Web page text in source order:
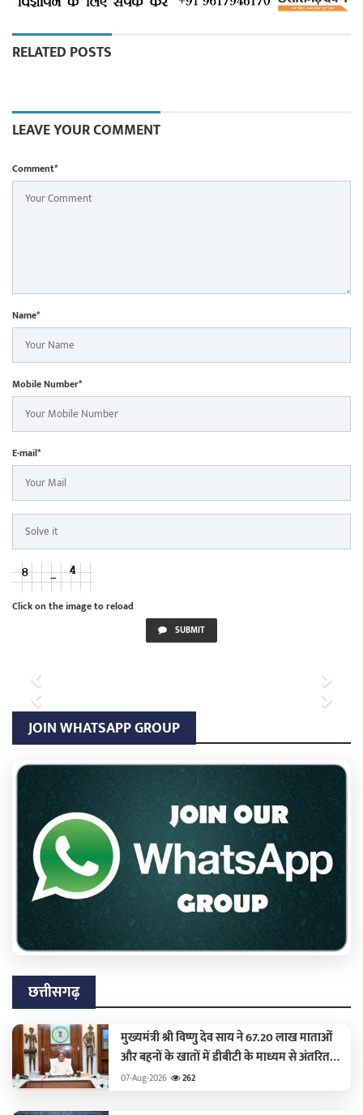
RELATED POSTS
LEAVE YOUR COMMENT
Comment*
Name*
Mobile Number*
E-mail*
Click on the image to reload
SUBMIT
Previous Next
Previous Next
JOIN WHATSAPP GROUP
छत्तीसगढ़
मुख्यमंत्री श्री विष्णु देव साय ने 67.20 लाख माताओं
और बहनों के खातों में डीबीटी के माध्यम से अंतरित
किए 630.55 करोड़ रुपये
07-Aug-2026 262